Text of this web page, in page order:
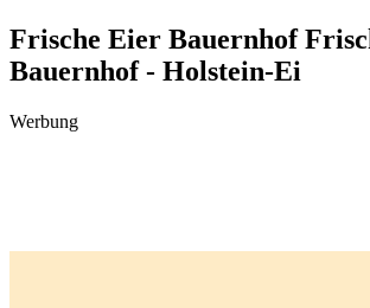
Frische Eier Bauernhof
Bauernhof - Holstein-Ei
Werbung